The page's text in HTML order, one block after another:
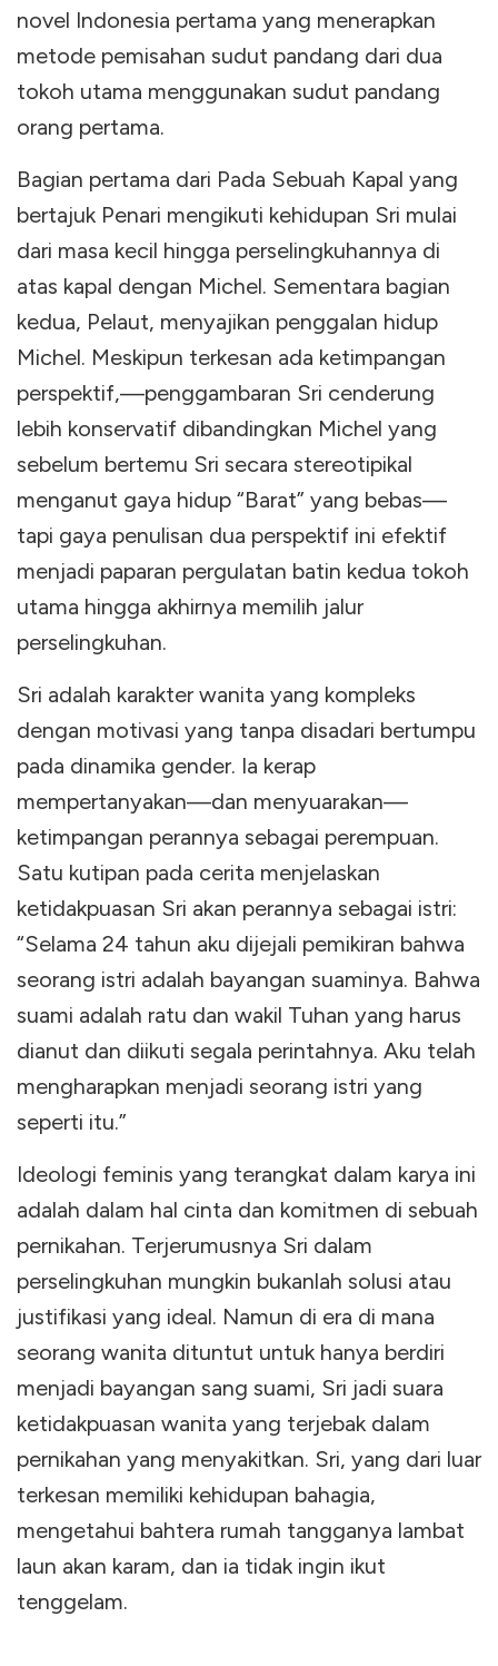
novel Indonesia pertama yang menerapkan
metode pemisahan sudut pandang dari dua
tokoh utama menggunakan sudut pandang
orang pertama.
Bagian pertama dari Pada Sebuah Kapal yang
bertajuk Penari mengikuti kehidupan Sri mulai
dari masa kecil hingga perselingkuhannya di
atas kapal dengan Michel. Sementara bagian
kedua, Pelaut, menyajikan penggalan hidup
Michel. Meskipun terkesan ada ketimpangan
perspektif,—penggambaran Sri cenderung
lebih konservatif dibandingkan Michel yang
sebelum bertemu Sri secara stereotipikal
menganut gaya hidup “Barat” yang bebas—
tapi gaya penulisan dua perspektif ini efektif
menjadi paparan pergulatan batin kedua tokoh
utama hingga akhirnya memilih jalur
perselingkuhan.
Sri adalah karakter wanita yang kompleks
dengan motivasi yang tanpa disadari bertumpu
pada dinamika gender. Ia kerap
mempertanyakan—dan menyuarakan—
ketimpangan perannya sebagai perempuan.
Satu kutipan pada cerita menjelaskan
ketidakpuasan Sri akan perannya sebagai istri:
“Selama 24 tahun aku dijejali pemikiran bahwa
seorang istri adalah bayangan suaminya. Bahwa
suami adalah ratu dan wakil Tuhan yang harus
dianut dan diikuti segala perintahnya. Aku telah
mengharapkan menjadi seorang istri yang
seperti itu.”
Ideologi feminis yang terangkat dalam karya ini
adalah dalam hal cinta dan komitmen di sebuah
pernikahan. Terjerumusnya Sri dalam
perselingkuhan mungkin bukanlah solusi atau
justifikasi yang ideal. Namun di era di mana
seorang wanita dituntut untuk hanya berdiri
menjadi bayangan sang suami, Sri jadi suara
ketidakpuasan wanita yang terjebak dalam
pernikahan yang menyakitkan. Sri, yang dari luar
terkesan memiliki kehidupan bahagia,
mengetahui bahtera rumah tangganya lambat
laun akan karam, dan ia tidak ingin ikut
tenggelam.